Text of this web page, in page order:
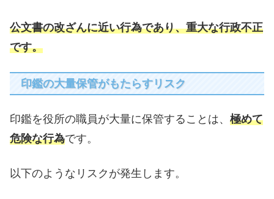
公文書の改ざんに近い行為であり、重大な行政不正
です。
印鑑の大量保管がもたらすリスク
印鑑を役所の職員が大量に保管することは、 極めて
危険な行為です。
以下のようなリスクが発生します。